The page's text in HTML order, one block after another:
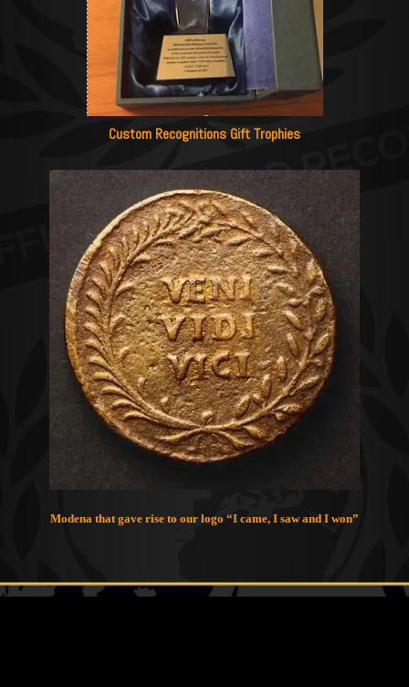
Custom Recognitions Gift Trophies
Modena that gave rise to our logo “I came, I saw and I won”